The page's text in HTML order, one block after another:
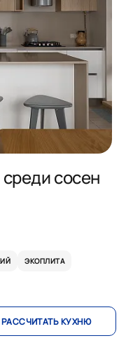
сосен
ЭКОПЛИТА
РАССЧИТАТЬ КУХНЮ